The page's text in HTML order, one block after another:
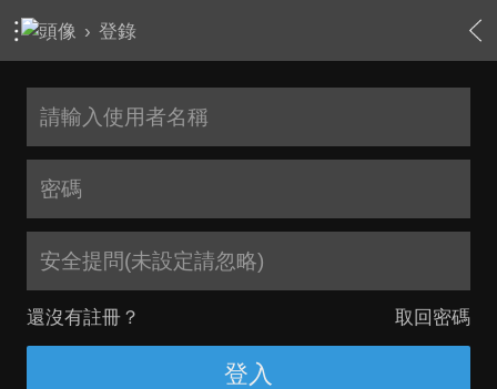
› 登錄
安全提問(未設定請忽略)
還沒有註冊？ 取回密碼
登入